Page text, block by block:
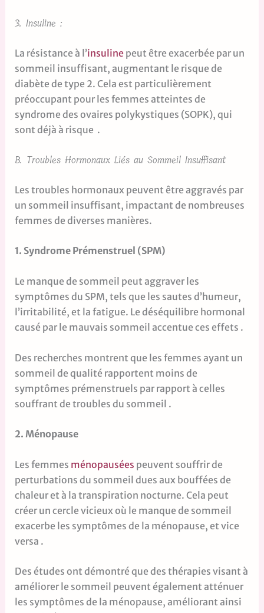
3. Insuline :
La résistance à l’insulinepeut être exacerbée par un
sommeil insuffisant, augmentant le risque de
diabète de type 2. Cela est particulièrement
préoccupant pour les femmes atteintes de
syndrome des ovaires polykystiques (SOPK), qui
sont déjà à risque .
B. Troubles Hormonaux Liés au Sommeil Insuffisant
Les troubles hormonaux peuvent être aggravés par
un sommeil insuffisant, impactant de nombreuses
femmes de diverses manières.
1. Syndrome Prémenstruel (SPM)
Le manque de sommeil peut aggraver les
symptômes du SPM, tels que les sautes d’humeur,
l’irritabilité, et la fatigue. Le déséquilibre hormonal
causé par le mauvais sommeil accentue ces effets .
Des recherches montrent que les femmes ayant un
sommeil de qualité rapportent moins de
symptômes prémenstruels par rapport à celles
souffrant de troubles du sommeil .
2. Ménopause
Les femmes ménopausées peuvent souffrir de
perturbations du sommeil dues aux bouffées de
chaleur et à la transpiration nocturne. Cela peut
créer un cercle vicieux où le manque de sommeil
exacerbe les symptômes de la ménopause, et vice
versa .
Des études ont démontré que des thérapies visant à
améliorer le sommeil peuvent également atténuer
les symptômes de la ménopause, améliorant ainsi